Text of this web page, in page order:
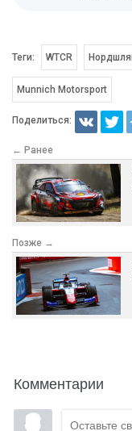
Теги: WTCR
Munnich Motorsport
Поделиться:
← Ранее
Позже →
Комментарии